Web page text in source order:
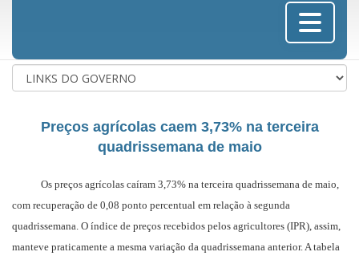
Menu
Preços agrícolas caem 3,73% na terceira
quadrissemana de maio
Os preços agrícolas caíram 3,73% na terceira quadrissemana de maio,
com recuperação de 0,08 ponto percentual em relação à segunda
quadrissemana. O índice de preços recebidos pelos agricultores (IPR), assim,
manteve praticamente a mesma variação da quadrissemana anterior. A tabela